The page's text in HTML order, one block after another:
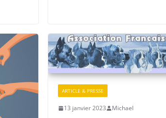
ARTICLE & PRESSE
13 janvier 2023 Michael